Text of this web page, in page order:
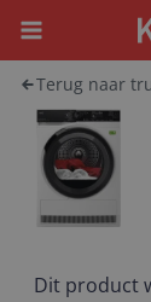
Menu
Terug naar
Dit product